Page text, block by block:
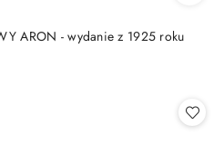
ARON - wydanie z 1925 roku